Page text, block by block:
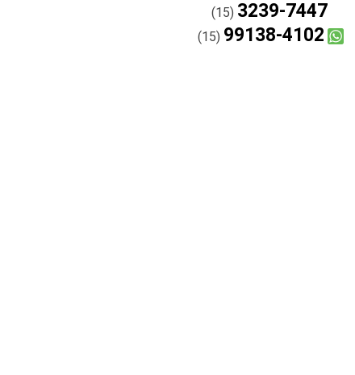
(15) 3239-7447
(15) 99138-4102